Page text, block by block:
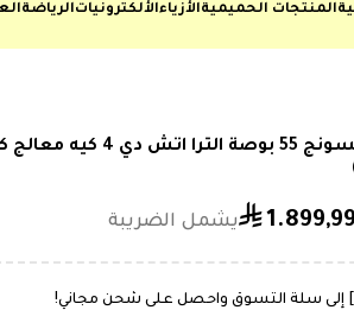
المنتجات الحميميةالأزياءالألكترونياتالرياضة
⃁
إلى سلة التسوق واحصل على شحن مجاني!